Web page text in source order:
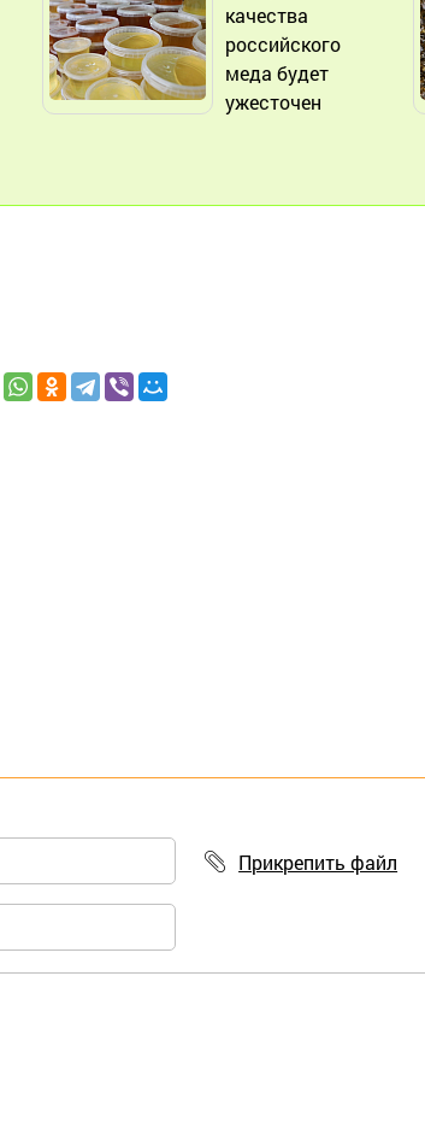
качества
российского
меда будет
ужесточен
Прикрепить файл